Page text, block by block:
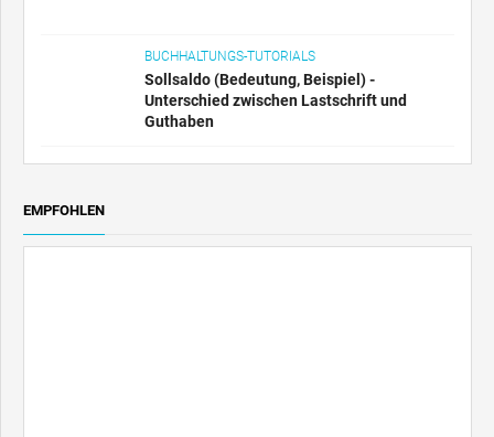
BUCHHALTUNGS-TUTORIALS
Sollsaldo (Bedeutung, Beispiel) -
Unterschied zwischen Lastschrift und
Guthaben
EMPFOHLEN